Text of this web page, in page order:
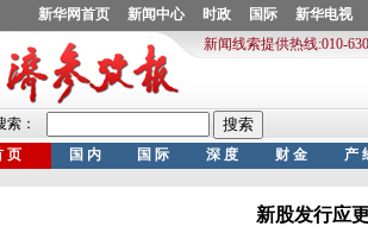
新股发行应